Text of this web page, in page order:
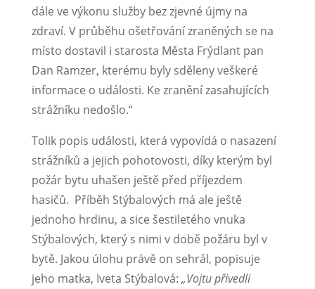
dále ve výkonu služby bez zjevné újmy na
zdraví. V průběhu ošetřování zraněných se na
místo dostavil i starosta Města Frýdlant pan
Dan Ramzer, kterému byly sděleny veškeré
informace o události. Ke zranění zasahujících
strážníku nedošlo.“
Tolik popis události, která vypovídá o nasazení
strážníků a jejich pohotovosti, díky kterým byl
požár bytu uhašen ještě před příjezdem
hasičů. Příběh Stýbalových má ale ještě
jednoho hrdinu, a sice šestiletého vnuka
Stýbalových, který s nimi v době požáru byl v
bytě. Jakou úlohu právě on sehrál, popisuje
jeho matka, Iveta Stýbalová: „Vojtu přivedli